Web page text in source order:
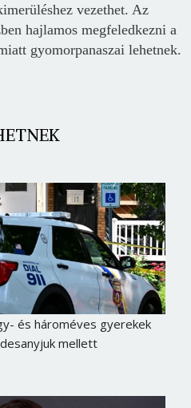
vezethet. Az
hajlamos megfeledkezni a
gyomorpanaszai lehetnek.
és hároméves gyerekek
mellett